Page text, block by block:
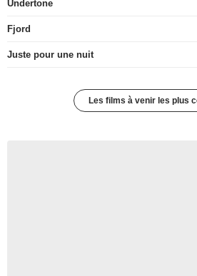
Undertone
Fjord
Juste pour une nuit
Les films à venir les plus